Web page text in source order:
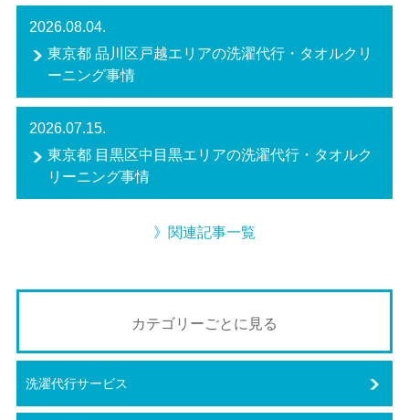
2026.08.04.
東京都 品川区戸越エリアの洗濯代行・タオルクリ
ーニング事情
2026.07.15.
東京都 目黒区中目黒エリアの洗濯代行・タオルク
リーニング事情
》関連記事一覧
カテゴリーごとに見る
洗濯代行サービス